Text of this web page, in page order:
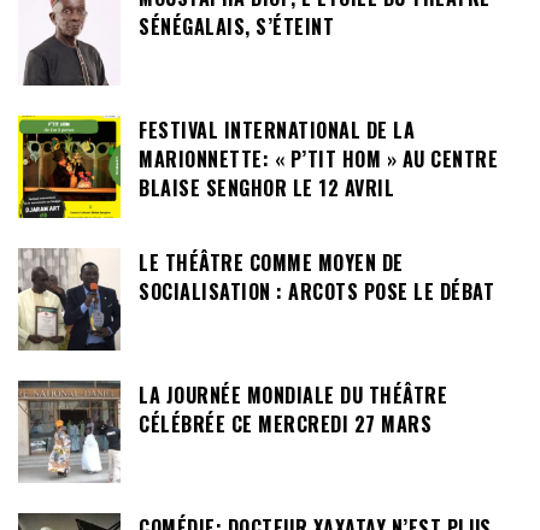
SÉNÉGALAIS, S’ÉTEINT
FESTIVAL INTERNATIONAL DE LA
MARIONNETTE: « P’TIT HOM » AU CENTRE
BLAISE SENGHOR LE 12 AVRIL
LE THÉÂTRE COMME MOYEN DE
SOCIALISATION : ARCOTS POSE LE DÉBAT
LA JOURNÉE MONDIALE DU THÉÂTRE
CÉLÉBRÉE CE MERCREDI 27 MARS